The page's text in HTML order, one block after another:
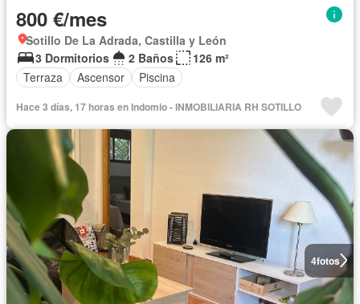
800 €/mes
Sotillo De La Adrada, Castilla y León
3 Dormitorios
2 Baños
126 m²
Terraza
Ascensor Piscina
Hace 3 días, 17 horas en Indomio - INMOBILIARIA RH SOTILLO
4fotos